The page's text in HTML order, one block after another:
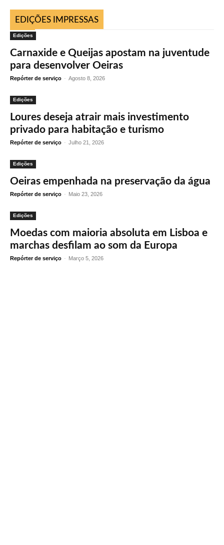
EDIÇÕES IMPRESSAS
Edições
Carnaxide e Queijas apostam na juventude
para desenvolver Oeiras
Repórter de serviço - Agosto 8, 2026
Edições
Loures deseja atrair mais investimento
privado para habitação e turismo
Repórter de serviço - Julho 21, 2026
Edições
Oeiras empenhada na preservação da água
Repórter de serviço - Maio 23, 2026
Edições
Moedas com maioria absoluta em Lisboa e
marchas desfilam ao som da Europa
Repórter de serviço - Março 5, 2026